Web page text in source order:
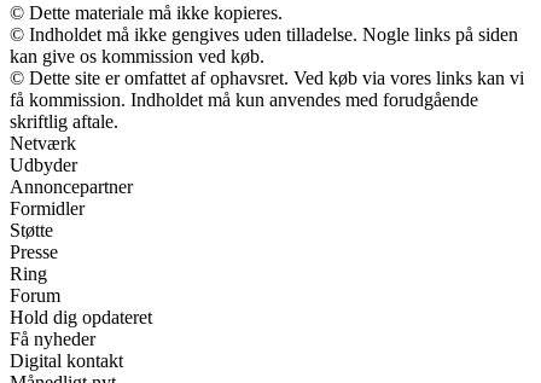
© Dette materiale må ikke kopieres.
© Indholdet må ikke gengives uden tilladelse. Nogle links på siden
kan give os kommission ved køb.
© Dette site er omfattet af ophavsret. Ved køb via vores links kan vi
få kommission. Indholdet må kun anvendes med forudgående
skriftlig aftale.
Netværk
Udbyder
Annoncepartner
Formidler
Støtte
Presse
Ring
Forum
Hold dig opdateret
Få nyheder
Digital kontakt